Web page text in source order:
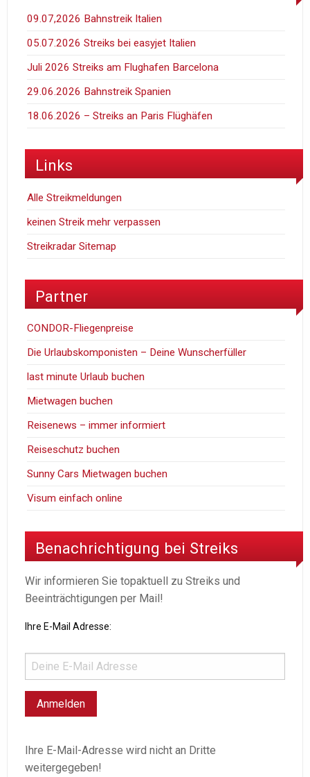
09.07,2026 Bahnstreik Italien
05.07.2026 Streiks bei easyjet Italien
Juli 2026 Streiks am Flughafen Barcelona
29.06.2026 Bahnstreik Spanien
18.06.2026 – Streiks an Paris Flüghäfen
Links
Alle Streikmeldungen
keinen Streik mehr verpassen
Streikradar Sitemap
Partner
CONDOR-Fliegenpreise
Die Urlaubskomponisten – Deine Wunscherfüller
last minute Urlaub buchen
Mietwagen buchen
Reisenews – immer informiert
Reiseschutz buchen
Sunny Cars Mietwagen buchen
Visum einfach online
Benachrichtigung bei Streiks
Wir informieren Sie topaktuell zu Streiks und
Beeinträchtigungen per Mail!
Ihre E-Mail Adresse:
Ihre E-Mail-Adresse wird nicht an Dritte
weitergegeben!